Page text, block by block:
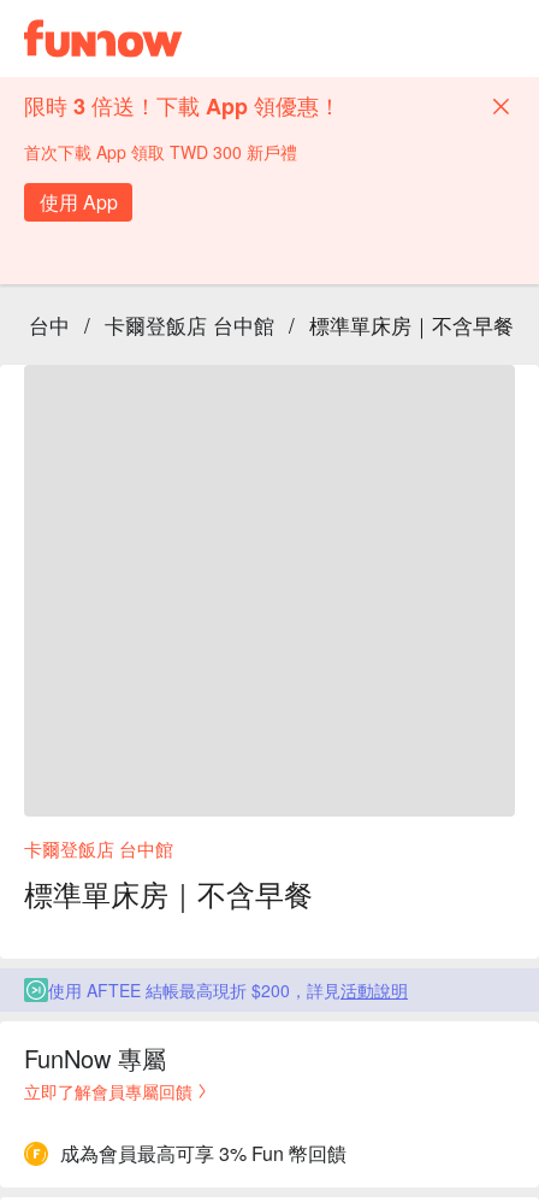
限時 3 倍送！下載 App 領優惠！
首次下載 App 領取 TWD 300 新戶禮
使用 App
台中 / 卡爾登飯店 台中館 / 標準單床房｜不含早餐
卡爾登飯店 台中館
標準單床房｜不含早餐
使用 AFTEE 結帳最高現折 $200，詳見活動說明
FunNow 專屬
立即了解會員專屬回饋
成為會員最高可享 3% Fun 幣回饋